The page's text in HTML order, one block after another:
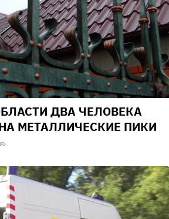
ДВА ЧЕЛОВЕКА
МЕТАЛЛИЧЕСКИЕ ПИКИ